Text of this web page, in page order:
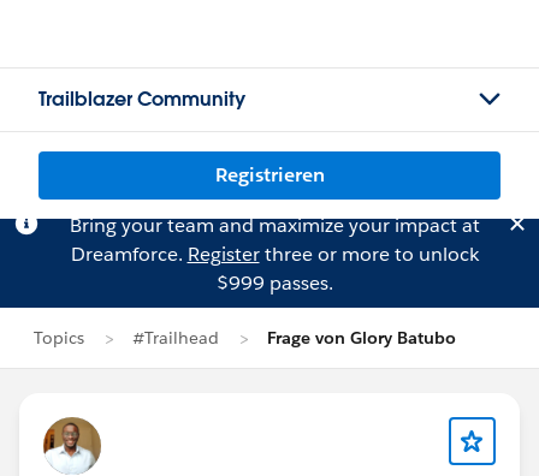
Trailblazer Community
Registrieren
Bring your team and maximize your impact at
Dreamforce. Registerthree or more to unlock
$999 passes.
Topics #Trailhead Frage von Glory Batubo